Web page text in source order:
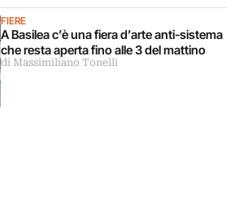
FIERE
A Basilea c’è una fiera d’arte anti-sistema
che resta aperta fino alle 3 del mattino
di Massimiliano Tonelli